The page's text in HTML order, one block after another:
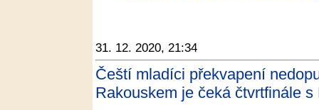
31. 12. 2020, 21:34
Čeští mladíci překvapení
Rakouskem je čeká čtvrtfinále